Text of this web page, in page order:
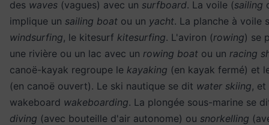
des waves (vagues) avec un surfboard. La voile (sailing
implique un sailing boat ou un yacht. La planche à voile
windsurfing, le kitesurf kitesurfing. L'aviron (rowing) se
une rivière ou un lac avec un rowing boat ou un racing
canoë-kayak regroupe le kayaking (en kayak fermé) et
(en canoë ouvert). Le ski nautique se dit water skiing, et
wakeboard wakeboarding. La plongée sous-marine se
diving (avec bouteille d'air autonome) ou snorkelling